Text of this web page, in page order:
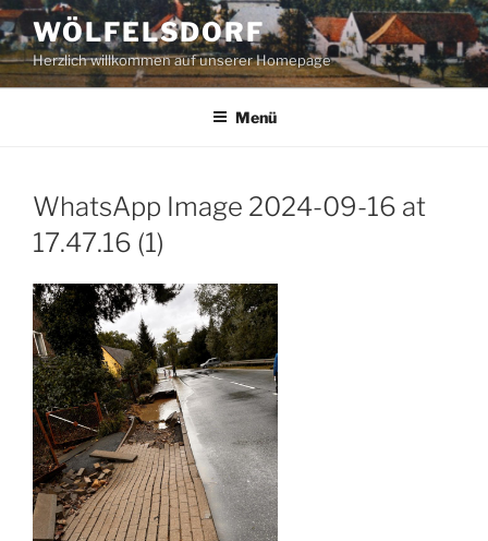
Zum
Inhalt
springen
WÖLFELSDORF
Herzlich willkommen auf unserer Homepage
Menü
WhatsApp Image 2024-09-16 at
17.47.16 (1)